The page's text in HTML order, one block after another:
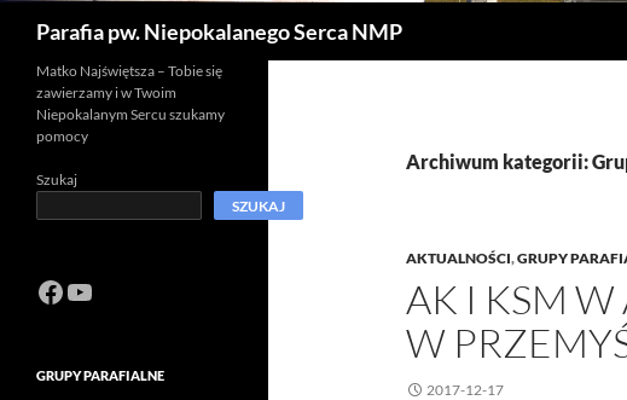
Parafia pw. Niepokalanego Serca NMP
Archiwum kategorii:
AKTUALNOŚCI,GRUPY
AK I KSM
W
2017-12-17
Matko Najświętsza – Tobie się
zawierzamy i w Twoim
Niepokalanym Sercu szukamy
pomocy
Szukaj
SZUKAJ
Facebook
https://www.youtube.com/channel/
GRUPY PARAFIALNE